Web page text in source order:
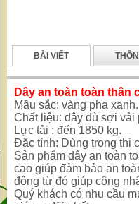
BÀI VIẾT
Dây an toàn toàn thân
Mầu sắc: vàng pha xanh.
Chất liệu: dây dù sợi vải
Lực tải : đến 1850 kg.
Đặc tính: Dùng trong thi
Sản phẩm dây an toàn
cao giúp đảm bảo an
động từ đó giúp công
Quý khách có nhu cầu